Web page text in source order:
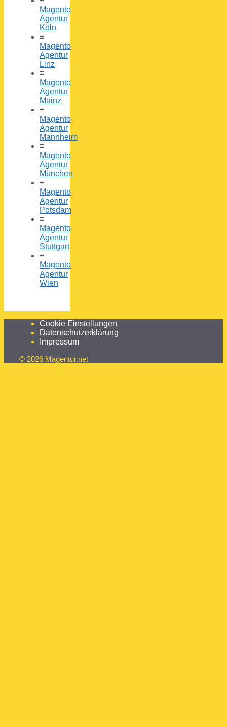
Magento
Agentur
Köln
≡
Magento
Agentur
Linz
≡
Magento
Agentur
Mainz
≡
Magento
Agentur
Mannheim
≡
Magento
Agentur
München
≡
Magento
Agentur
Potsdam
≡
Magento
Agentur
Stuttgart
≡
Magento
Agentur
Wien
Cookie Einstellungen
Datenschutzerklärung
Impressum
© 2026 Magentur.net